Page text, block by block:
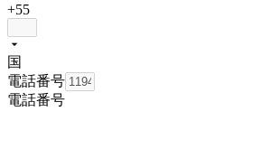
+55
国
電話番号
電話番号